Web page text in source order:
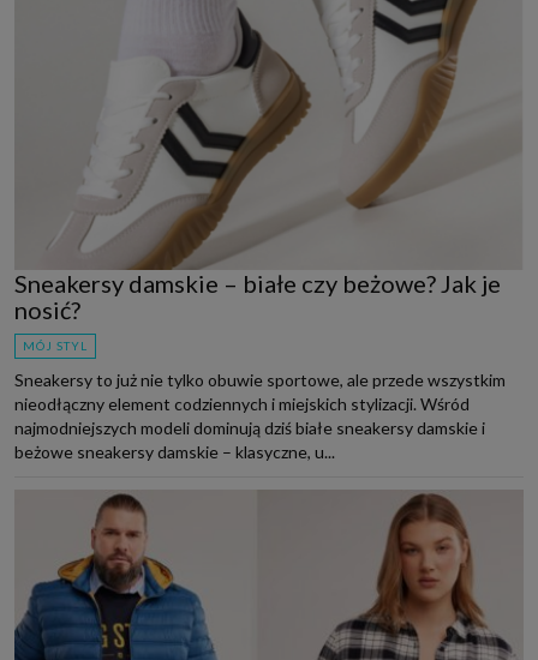
Sneakersy damskie – białe czy beżowe? Jak je
nosić?
MÓJ STYL
Sneakersy to już nie tylko obuwie sportowe, ale przede wszystkim
nieodłączny element codziennych i miejskich stylizacji. Wśród
najmodniejszych modeli dominują dziś białe sneakersy damskie i
beżowe sneakersy damskie – klasyczne, u...